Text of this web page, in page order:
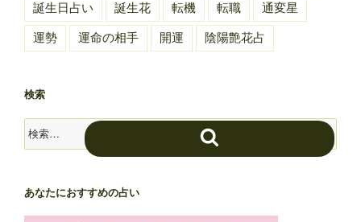
誕生日占い 誕生花 転機 転職 通変星
運勢 運命の相手 開運 陰陽艶花占
検索
検
索:
索
あなたにおすすめの占い